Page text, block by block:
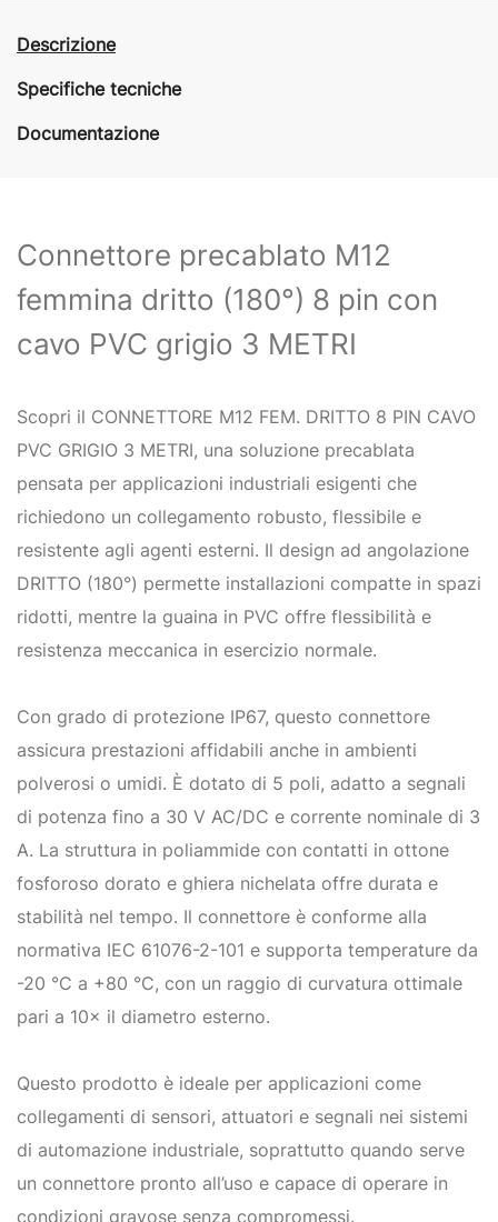
Descrizione
Specifiche tecniche
Documentazione
Connettore precablato M12
femmina dritto (180°) 8 pin con
cavo PVC grigio 3 METRI
Scopri il CONNETTORE M12 FEM. DRITTO 8 PIN CAVO
PVC GRIGIO 3 METRI, una soluzione precablata
pensata per applicazioni industriali esigenti che
richiedono un collegamento robusto, flessibile e
resistente agli agenti esterni. Il design ad angolazione
DRITTO (180°) permette installazioni compatte in spazi
ridotti, mentre la guaina in PVC offre flessibilità e
resistenza meccanica in esercizio normale.
Con grado di protezione IP67, questo connettore
assicura prestazioni affidabili anche in ambienti
polverosi o umidi. È dotato di 5 poli, adatto a segnali
di potenza fino a 30 V AC/DC e corrente nominale di 3
A. La struttura in poliammide con contatti in ottone
fosforoso dorato e ghiera nichelata offre durata e
stabilità nel tempo. Il connettore è conforme alla
normativa IEC 61076-2-101 e supporta temperature da
-20 °C a +80 °C, con un raggio di curvatura ottimale
pari a 10× il diametro esterno.
Questo prodotto è ideale per applicazioni come
collegamenti di sensori, attuatori e segnali nei sistemi
di automazione industriale, soprattutto quando serve
un connettore pronto all’uso e capace di operare in
condizioni gravose senza compromessi.